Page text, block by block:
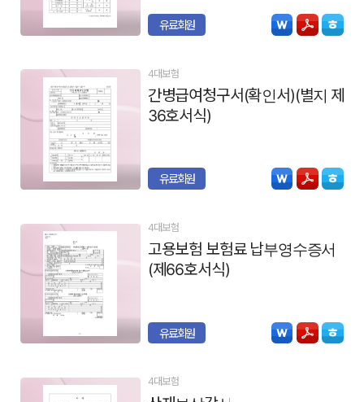
유료회원
4대보험
간병급여청구서(확인서)(별지 제
36호서식)
유료회원
4대보험
고용보험 보험료 납부영수증서
(제66호서식)
유료회원
4대보험